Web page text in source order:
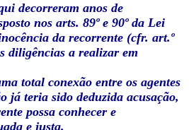
decorreram anos de
nos arts. 89º e 90º da Lei
da recorrente (cfr. art.º
diligências a realizar em
total conexão entre os agentes
já teria sido deduzida acusação,
possa conhecer e
e justa.